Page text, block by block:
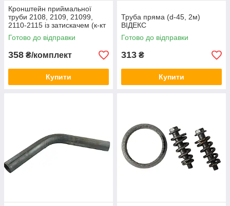
Кронштейн приймальної
труби 2108, 2109, 21099,
2110-2115 із затискачем (к-кт
1 шт)
Готово до відправки
358 ₴/комплект
Купити
Труба пряма (d-45, 2м)
ВІДЕКС
Готово до відправки
313 ₴
Купити